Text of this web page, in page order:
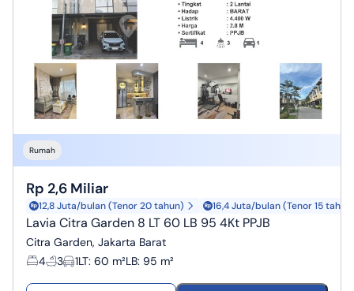
Rumah
Rp 2,6 Miliar
12,8 Juta/bulan (Tenor 20 tahun) 16,4 Juta/bulan (Tenor 15
Lavia Citra Garden 8 LT 60 LB 95 4Kt PPJB
Citra Garden, Jakarta Barat
4
3 1LT: 60 m²LB: 95 m²